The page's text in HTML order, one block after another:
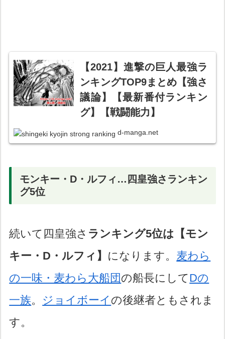
【2021】進撃の巨人最強ラ
ンキングTOP9まとめ【強さ
議論】【最新番付ランキン
グ】【戦闘能力】
d-manga.net
モンキー・D・ルフィ…四皇強さランキン
グ5位
続いて四皇強さ ランキング5位は【モン
キー・D・ルフィ】 になります。 麦わら
の一味・麦わら大船団の船長にしてDの
一族。 ジョイボーイの後継者ともされま
す。